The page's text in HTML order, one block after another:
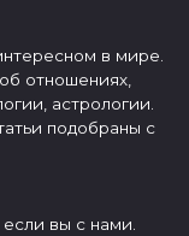
в мире.
отношениях,
астрологии.
подобраны с
вы с нами.